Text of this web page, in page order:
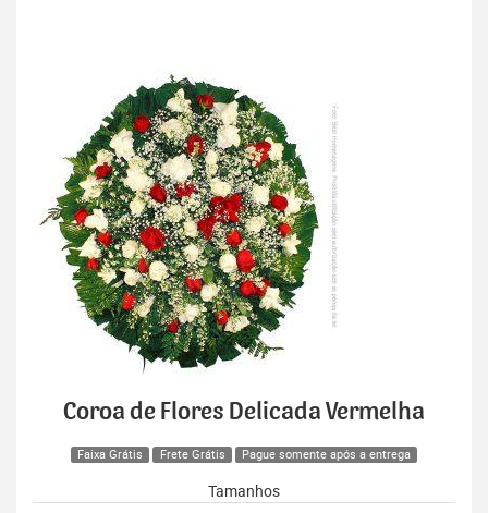
Coroa de Flores Delicada Vermelha
Faixa Grátis Frete Grátis Pague somente após a entrega
Tamanhos